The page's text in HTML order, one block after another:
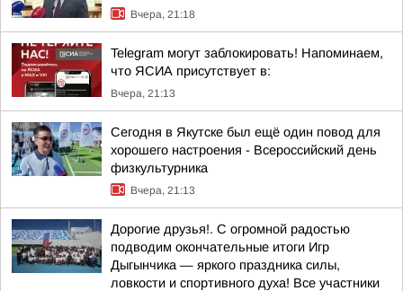
Вчера, 21:18
Telegram могут заблокировать! Напоминаем,
что ЯСИА присутствует в:
Вчера, 21:13
Сегодня в Якутске был ещё один повод для
хорошего настроения - Всероссийский день
физкультурника
Вчера, 21:13
Дорогие друзья!. С огромной радостью
подводим окончательные итоги Игр
Дыгынчика — яркого праздника силы,
ловкости и спортивного духа! Все участники